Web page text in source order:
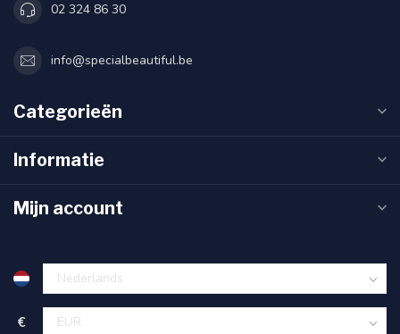
02 324 86 30
info@specialbeautiful.be
Categorieën
Informatie
Mijn account
€